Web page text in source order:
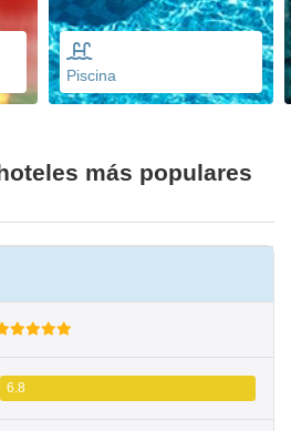
Piscina
más populares
6.8